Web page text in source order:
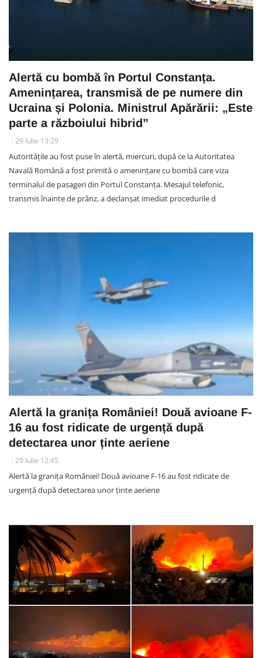
Alertă cu bombă în Portul Constanța.
Amenințarea, transmisă de pe numere din
Ucraina și Polonia. Ministrul Apărării: „Este
parte a războiului hibrid”
29 Iulie 13:29
Autoritățile au fost puse în alertă, miercuri, după ce la Autoritatea
Navală Română a fost primită o amenințare cu bombă care viza
terminalul de pasageri din Portul Constanța. Mesajul telefonic,
transmis înainte de prânz, a declanșat imediat procedurile d
Alertă la granița României! Două avioane F-
16 au fost ridicate de urgență după
detectarea unor ținte aeriene
29 Iulie 12:45
Alertă la granița României! Două avioane F-16 au fost ridicate de
urgență după detectarea unor ținte aeriene